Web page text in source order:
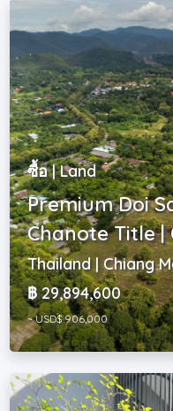
ซื้อ | Land
Premium Doi
Chanote Title |
Thailand | Chiang
฿ 29,894,600
~ USD$ 906,000